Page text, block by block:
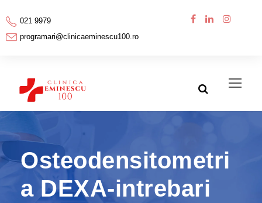
021 9979
programari@clinicaeminescu100.ro
Osteodensitometri
a DEXA-intrebari